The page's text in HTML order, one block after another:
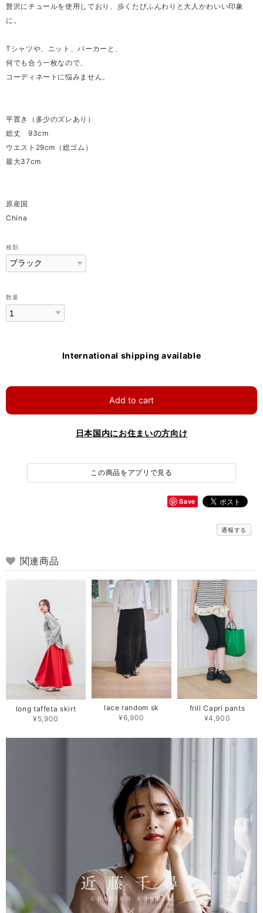
贅沢にチュールを使用しており、歩くたびふんわりと大人かわいい印象
に。
Tシャツや、ニット、パーカーと、
何でも合う一枚なので、
コーディネートに悩みません。
平置き（多少のズレあり）
総丈 93cm
ウエスト29cm（総ゴム）
最大37cm
原産国
China
種類
数量
International shipping available
Add to cart
日本国内にお住まいの方向け
この商品をアプリで見る
Save
通報する
関連商品
long taffeta skirt
¥5,900
lace random sk
¥6,900
frill Capri pants
¥4,900